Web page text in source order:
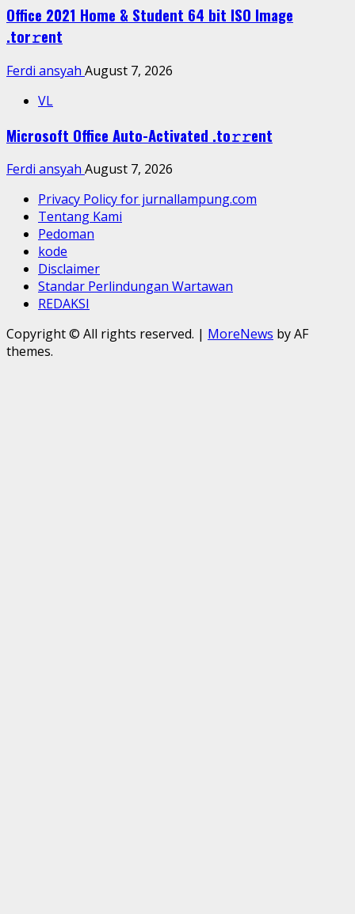
Office 2021 Home & Student 64 bit ISO Image
.tоr𝚛еnt
Ferdi ansyah August 7, 2026
VL
Microsoft Office Auto-Activated .tо𝚛𝚛еnt
Ferdi ansyah August 7, 2026
Privacy Policy for jurnallampung.com
Tentang Kami
Pedoman
kode
Disclaimer
Standar Perlindungan Wartawan
REDAKSI
Copyright © All rights reserved. | MoreNews by AF
themes.